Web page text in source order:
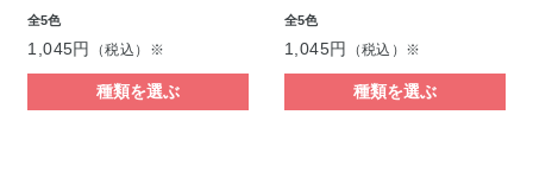
全5色
1,045円 （税込）※
種類を選ぶ
全5色
1,045円 （税込）※
種類を選ぶ